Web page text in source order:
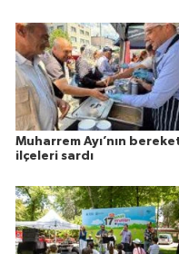
Muharrem Ayı’nın
ilçeleri sardı